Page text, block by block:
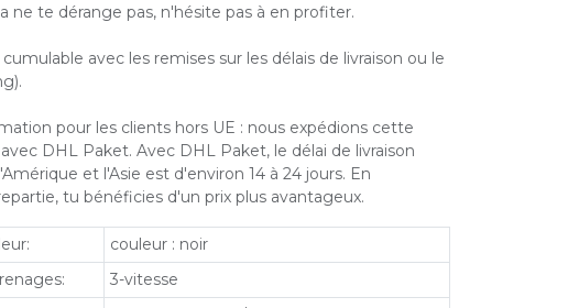
ne te dérange pas, n'hésite pas à en profiter.
avec les remises sur les délais de livraison ou le
pour les clients hors UE : nous expédions cette
DHL Paket. Avec DHL Paket, le délai de livraison
et l'Asie est d'environ 14 à 24 jours. En
tu bénéficies d'un prix plus avantageux.
:
couleur : noir
:
3-vitesse